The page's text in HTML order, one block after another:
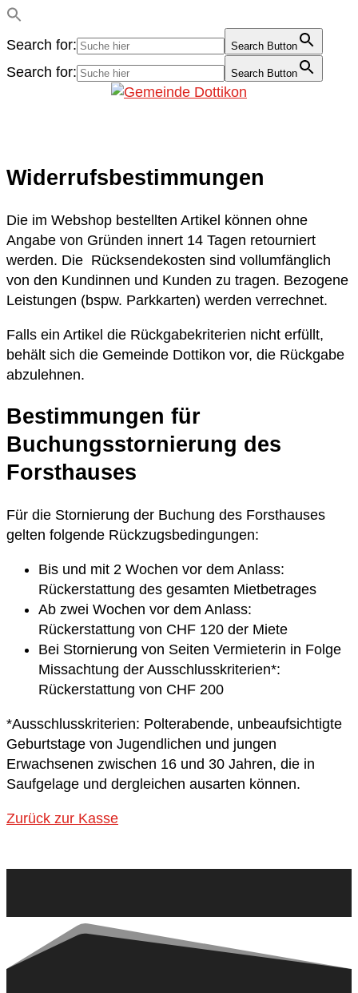
Search for: Search Button
Search for: Search Button
Widerrufsbestimmungen
Die im Webshop bestellten Artikel können ohne
Angabe von Gründen innert 14 Tagen retourniert
werden. Die Rücksendekosten sind vollumfänglich
von den Kundinnen und Kunden zu tragen. Bezogene
Leistungen (bspw. Parkkarten) werden verrechnet.
Falls ein Artikel die Rückgabekriterien nicht erfüllt,
behält sich die Gemeinde Dottikon vor, die Rückgabe
abzulehnen.
Bestimmungen für
Buchungsstornierung des
Forsthauses
Für die Stornierung der Buchung des Forsthauses
gelten folgende Rückzugsbedingungen:
Bis und mit 2 Wochen vor dem Anlass:
Rückerstattung des gesamten Mietbetrages
Ab zwei Wochen vor dem Anlass:
Rückerstattung von CHF 120 der Miete
Bei Stornierung von Seiten Vermieterin in Folge
Missachtung der Ausschlusskriterien*:
Rückerstattung von CHF 200
*Ausschlusskriterien: Polterabende, unbeaufsichtigte
Geburtstage von Jugendlichen und jungen
Erwachsenen zwischen 16 und 30 Jahren, die in
Saufgelage und dergleichen ausarten können.
Zurück zur Kasse